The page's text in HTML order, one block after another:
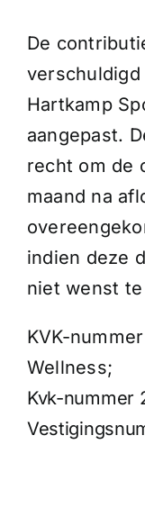
De
Hartkamp
aangepast.
recht om de
maand na
indien deze
niet wenst
KVK-
Wellness;
Kvk-nummer